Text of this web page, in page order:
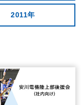
2011年